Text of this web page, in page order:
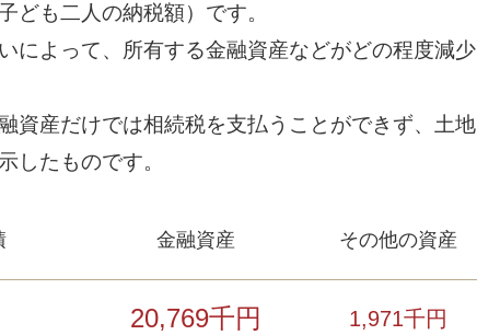
ども二人の納税額）です。
によって、所有する金融資産などがどの程度減少
資産だけでは相続税を支払うことができず、土地
したものです。
金融資産 その他の資産
20,769千円 1,971千円